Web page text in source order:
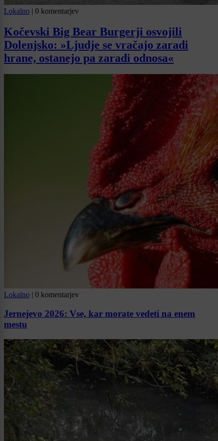
Lokalno | 0 komentarjev
Kočevski Big Bear Burgerji osvojili
Dolenjsko: »Ljudje se vračajo zaradi
hrane, ostanejo pa zaradi odnosa«
Lokalno | 0 komentarjev
Jernejevo 2026: Vse, kar morate vedeti na enem
mestu